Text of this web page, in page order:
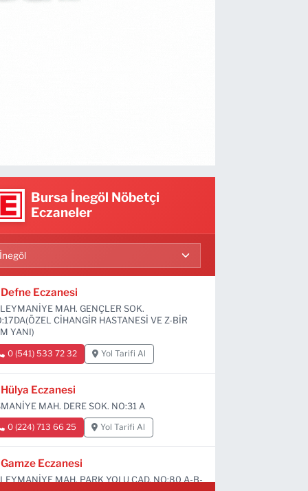
Bursa İnegöl Nöbetçi
Eczaneler
Defne Eczanesi
MAH. GENÇLER SOK.
CİHANGİR HASTANESİ VE Z-BİR
YANI)
0 (541) 533 72 32 Yol Tarifi Al
Hülya Eczanesi
MAH. DERE SOK. NO:31 A
0 (224) 713 66 25 Yol Tarifi Al
Gamze Eczanesi
MAH. PARK YOLU CAD. NO:80 A-B-